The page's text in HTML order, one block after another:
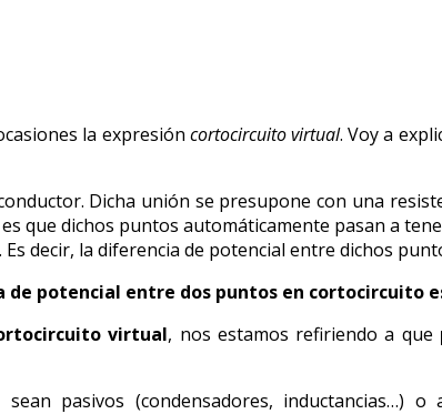
la expresión cortocircuito virtual. Voy a
Dicha unión se presupone con una
que dichos puntos automáticamente pasan a
decir, la diferencia de potencial entre dichos
de potencial entre dos puntos en cortocircuito
virtual, nos estamos refiriendo a que
sean pasivos (condensadores, inductancias…) o